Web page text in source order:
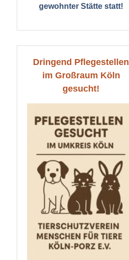
gewohnter Stätte statt!
Dringend Pflegestellen
im Großraum Köln
gesucht!